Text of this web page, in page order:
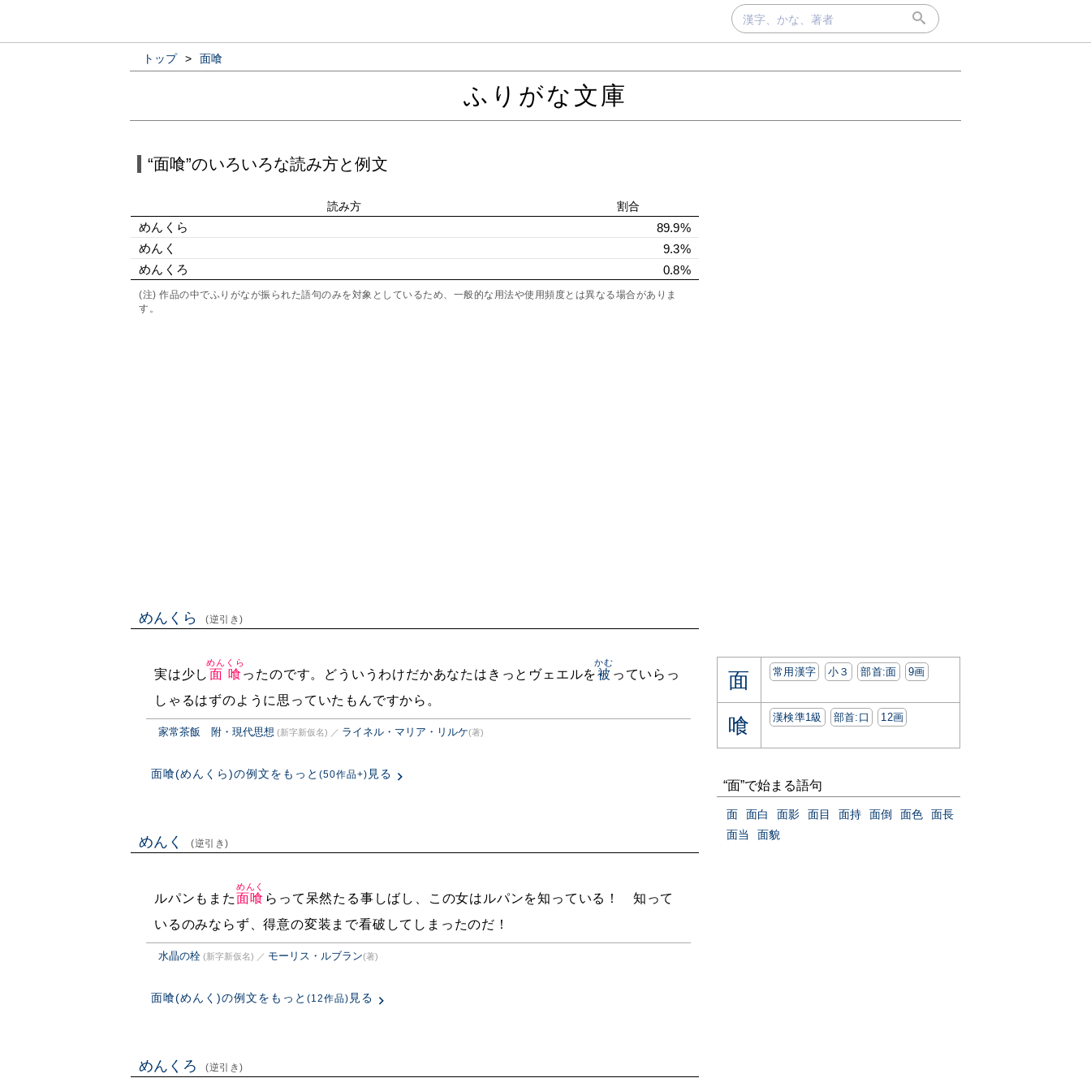
トップ > 面喰
ふりがな文庫
“面喰”のいろいろな読み方と例文
読み方 割合
めんくら
89.9%
めんく
9.3%
めんくろ
0.8%
(注) 作品の中でふりがなが振られた語句のみを対象としているため、一般的な用法や使用頻度とは異なる場合がありま
す。
めんくら (逆引き)
実は少し 面喰
めんくら
ったのです。どういうわけだかあなたはきっとヴェエルを被
かむ
っていらっ
しゃるはずのように思っていたもんですから。
家常茶飯 附・現代思想 (新字新仮名) ／ ライネル・マリア・リルケ(著)
面喰(めんくら)の例文をもっと (50作品+) 見る
めんく (逆引き)
ルパンもまた面喰
めんく
らって呆然たる事しばし、この女はルパンを知っている！ 知って
いるのみならず、得意の変装まで看破してしまったのだ！
水晶の栓 (新字新仮名) ／ モーリス・ルブラン(著)
面喰(めんく)の例文をもっと (12作品) 見る
めんくろ (逆引き)
面 常用漢字 小３ 部首:⾯ 9画
喰 漢検準1級 部首:⼝ 12画
“面”で始まる語句
面 面白 面影 面目 面持 面倒 面色
面長
面当
面貌